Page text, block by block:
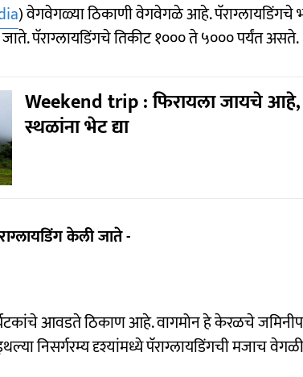
) वेगवेगळ्या ठिकाणी वेगवेगळे आहे. पॅराग्लायडिंगचे
पॅराग्लायडिंगचे तिकीट १००० ते ५००० पर्यंत असते.
Weekend trip : फिरायला जायचे आहे,
स्थळांना भेट द्या
केली जाते -
आवडते ठिकाण आहे. वागमोन हे केरळचे
निसर्गरम्य दृश्यांमध्ये पॅराग्लायडिंगची मजाच